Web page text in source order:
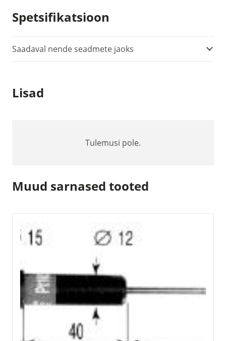
lühike
pistik
kogus
Spetsifikatsioon
Saadaval nende seadmete jaoks
Lisad
Tulemusi pole.
Muud sarnased tooted